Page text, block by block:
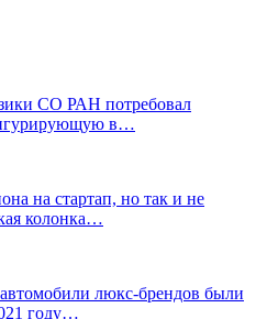
СО РАН потребовал
в…
на стартап, но так и не
колонка…
люкс-брендов были
году…